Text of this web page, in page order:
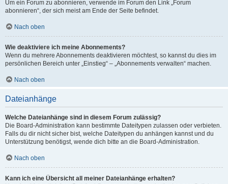
Um ein Forum zu abonnieren, verwende im Forum den Link „Forum
abonnieren“, der sich meist am Ende der Seite befindet.
Nach oben
Wie deaktiviere ich meine Abonnements?
Wenn du mehrere Abonnements deaktivieren möchtest, so kannst du dies im
persönlichen Bereich unter „Einstieg“ – „Abonnements verwalten“ machen.
Nach oben
Dateianhänge
Welche Dateianhänge sind in diesem Forum zulässig?
Die Board-Administration kann bestimmte Dateitypen zulassen oder verbieten.
Falls du dir nicht sicher bist, welche Dateitypen du anhängen kannst und du
Unterstützung benötigst, wende dich bitte an die Board-Administration.
Nach oben
Kann ich eine Übersicht all meiner Dateianhänge erhalten?